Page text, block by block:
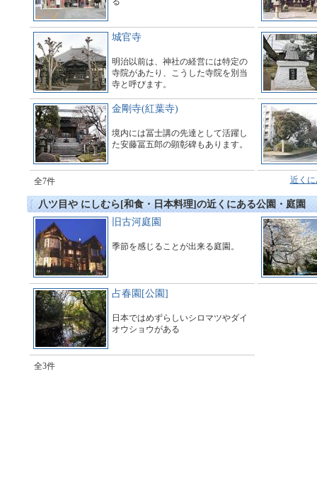
城官寺
明治以前は、神社の経営には特定の
寺院があたり、こうした寺院を別当
寺と呼びます。
金剛寺(紅葉寺)
境内には冨士講の先達として活躍し
た安藤冨五郎の顕彰碑もあります。
全7件 近く
八ツ目や にしむら[和食・日本料理]の近くにある公園・庭園
旧古河庭園
季節を感じることが出来る庭園。
占春園[公園]
日本ではめずらしいシロマツやダイ
オウショウがある
全3件